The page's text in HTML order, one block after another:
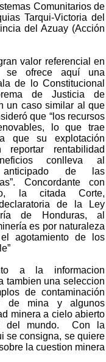
Comunitarios de
Tarqui-Victoria del
del Azuay (Acción
valor referencial en
se ofrece aquí una
de lo Constitucional
de Justicia de
un caso similar al que
que “los recursos
lo que trae
que su explotación
reportar rentabilidad
conlleva al
anticipado de las
Concordante con
la citada Corte,
de la Ley
de Honduras, al
es por naturaleza
agotamiento de los
a la informacion
tambien una seleccion
de contaminación
de mina y algunos
minera a cielo abierto
del mundo. Con la
se consigna, se quiere
la cuestion minera